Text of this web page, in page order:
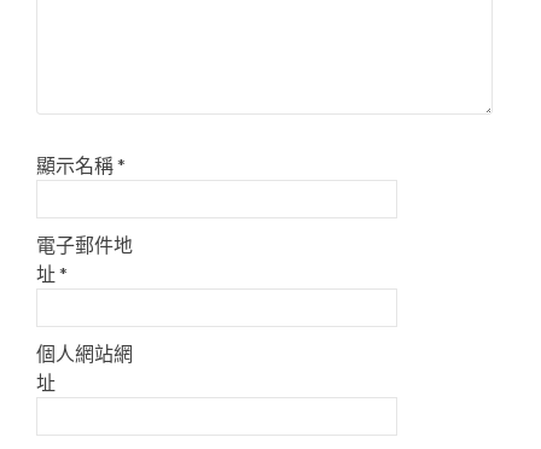
顯示名稱*
電子郵件地
址*
個人網站網
址